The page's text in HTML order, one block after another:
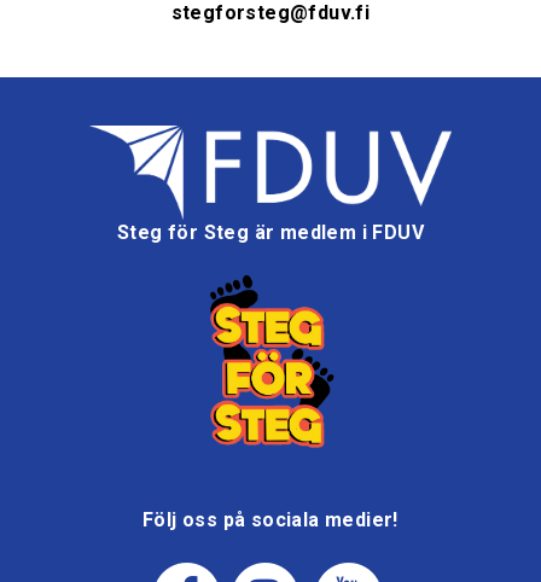
stegforsteg@fduv.fi
Steg för Steg är medlem i FDUV
Följ oss på sociala medier!